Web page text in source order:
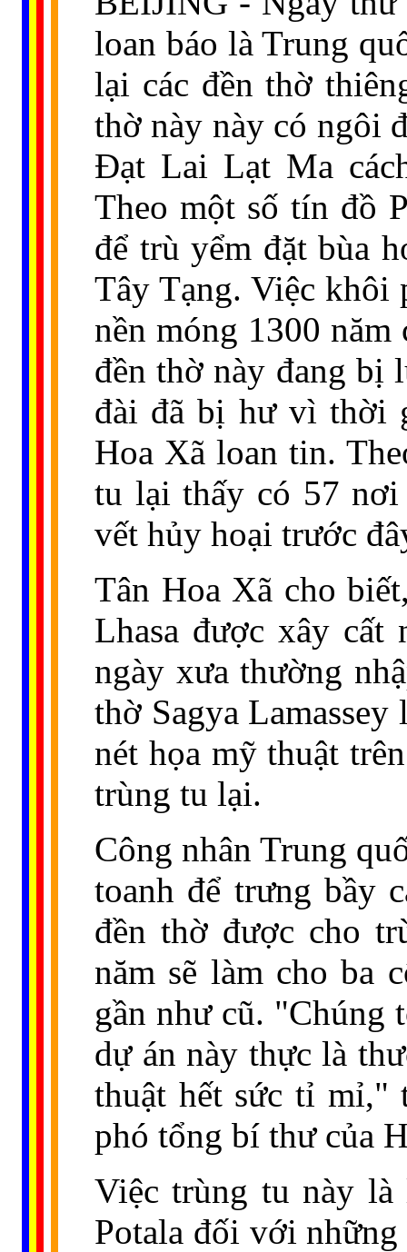
loan báo là Trung
lại các đền thờ
thờ này này có ngôi
Đạt Lai Lạt Ma
Theo một số tín đồ
để trù yểm đặt bùa
Tây Tạng. Việc khôi
nền móng 1300 năm
đền thờ này đang bị
đài đã bị hư vì thời
Hoa Xã loan tin.
tu lại thấy có 57
vết hủy hoại trước
Tân Hoa Xã cho
Lhasa được xây
ngày xưa thường
thờ Sagya Lamassey
nét họa mỹ thuật
trùng tu lại.
Công nhân Trung
toanh để trưng bầy
đền thờ được cho
năm sẽ làm cho ba
gần như cũ. "Chúng
dự án này thực là
thuật hết sức tỉ mỉ,"
phó tổng bí thư của
Việc trùng tu này
Potala đối với